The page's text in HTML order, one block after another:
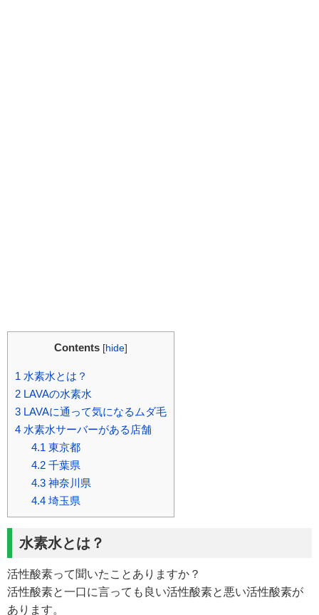
Contents [hide]
1 水素水とは？
2 LAVAの水素水
3 LAVAに通って気になるムダ毛
4 水素水サーバーがある店舗
4.1 東京都
4.2千葉県
4.3神奈川県
4.4埼玉県
水素水とは？
活性酸素って聞いたことありますか？
活性酸素と一口に言っても良い活性酸素と悪い活性酸素が
あります。